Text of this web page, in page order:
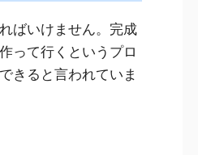
ばいけません。完成
って行くというプロ
きると言われていま